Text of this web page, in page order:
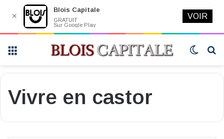
Switch
Vivre en castor
✕
Blois Capitale
GRATUIT
Sur Google Play
VOIR